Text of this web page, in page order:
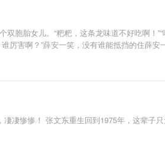
胞胎女儿。“粑粑，这条龙味道不好吃啊
厉害啊？”薛安一笑，没有谁能抵挡的住薛
凄惨惨！ 张文东重生回到1975年，这辈子